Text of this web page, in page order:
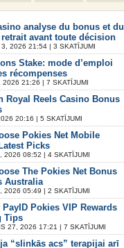
analyse du bonus et du
avant toute décision
3, 2026 21:54 | 3 SKATĪJUMI
Stake: mode d’emploi
récompenses
2026 21:26 | 7 SKATĪJUMI
Royal Reels Casino Bonus
20:16 | 5 SKATĪJUMI
Pokies Net Mobile
Picks
2026 08:52 | 4 SKATĪJUMI
The Pokies Net Bonus
Australia
2026 05:49 | 2 SKATĪJUMI
PayID Pokies VIP Rewards
Tips
27, 2026 17:21 | 7 SKATĪJUMI
“slinkās acs” terapijai arī